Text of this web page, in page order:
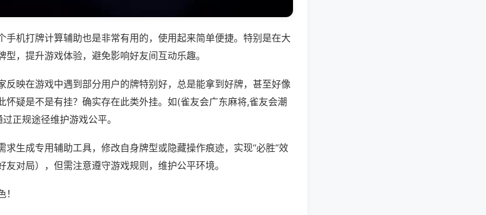
手机打牌计算辅助也是非常有用的，使用起来简单便捷。特别是在大
，提升游戏体验，避免影响好友间互动乐趣。
反映在游戏中遇到部分用户的牌特别好，总是能拿到好牌，甚至好像
怀疑是不是有挂？确实存在此类外挂。如(雀友会广东麻将,雀友会潮
正规途径维护游戏公平。
求生成专用辅助工具，修改自身牌型或隐藏操作痕迹，实现“必胜”效
对局），但需注意遵守游戏规则，维护公平环境。